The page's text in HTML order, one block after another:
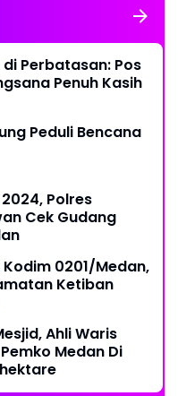
di Perbatasan: Pos
Penuh Kasih
Peduli Bencana
Polres
Cek Gudang
Kodim 0201/Medan,
Ketiban
Waris
Medan Di